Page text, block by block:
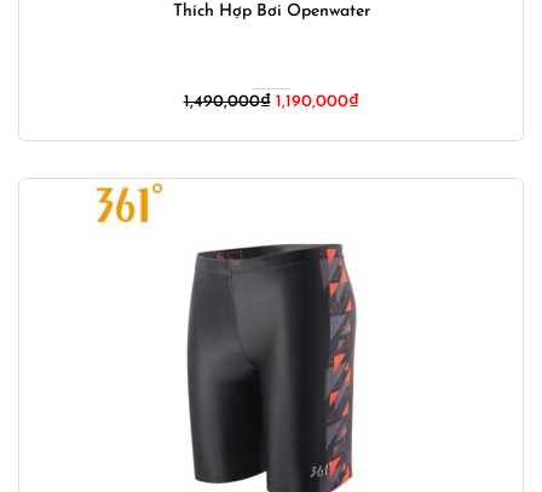
Thích Hợp Bơi Openwater
1,490,000₫ Giá
1,490,000₫.
1,190,000₫Giá
là: